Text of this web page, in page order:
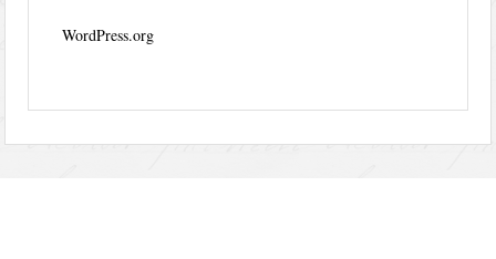
WordPress.org